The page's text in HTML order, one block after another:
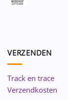
VERZENDEN
Track en trace
Verzendkosten